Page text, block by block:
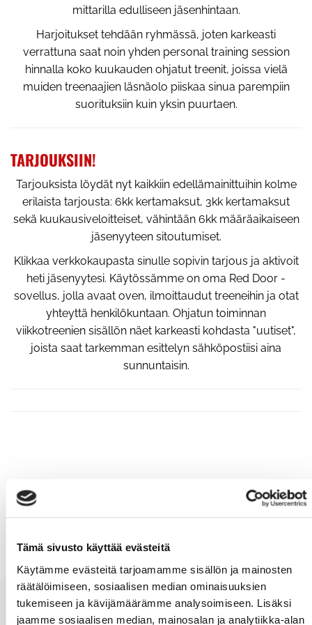
Tämä sivusto käyttää evästeitä
Käytämme evästeitä tarjoamamme sisällön ja mainosten
räätälöimiseen, sosiaalisen median ominaisuuksien
tukemiseen ja kävijämäärämme analysoimiseen. Lisäksi
jaamme sosiaalisen median, mainosalan ja analytiikka-alan
mittarilla edulliseen jäsenhintaan.
Harjoitukset tehdään ryhmässä, joten karkeasti
verrattuna saat noin yhden personal training session
hinnalla koko kuukauden ohjatut treenit, joissa vielä
muiden treenaajien läsnäolo piiskaa sinua parempiin
suorituksiin kuin yksin puurtaen.
TARJOUKSIIN!
Tarjouksista löydät nyt kaikkiin edellämainittuihin kolme
erilaista tarjousta: 6kk kertamaksut, 3kk kertamaksut
sekä kuukausiveloitteiset, vähintään 6kk määräaikaiseen
jäsenyyteen sitoutumiset.
Klikkaa verkkokaupasta sinulle sopivin tarjous ja aktivoit
heti jäsenyytesi. Käytössämme on oma Red Door -
sovellus, jolla avaat oven, ilmoittaudut treeneihin ja otat
yhteyttä henkilökuntaan. Ohjatun toiminnan
viikkotreenien sisällön näet karkeasti kohdasta "uutiset",
joista saat tarkemman esittelyn sähköpostiisi aina
sunnuntaisin.